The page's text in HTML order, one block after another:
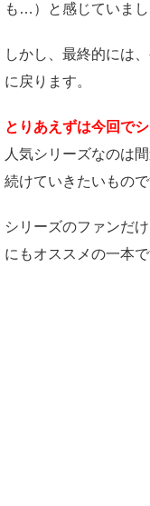
も…）と感じていまし
しかし、最終的には
に戻ります。
とりあえずは今回で
人気シリーズなのは
続けていきたいもので
シリーズのファンだ
にもオススメの一本で